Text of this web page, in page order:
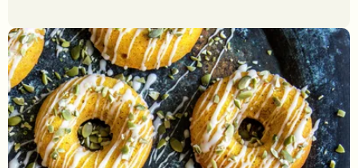
oppskriften.